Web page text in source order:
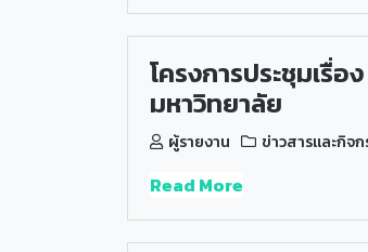
โครงการประชุมเ
มหาวิทยาลัย
ผู้รายงาน ข่าวสารและกิจ
Read More